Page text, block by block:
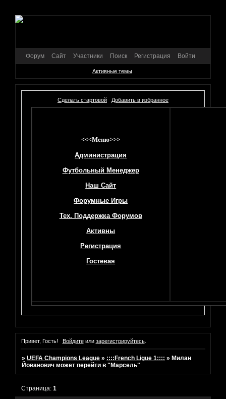
Форум Сайт Участники Поиск Регистрация Войти
Активные темы
Сделать стартовой Добавить в избранное
<<<Меню>>>
Администрация
Футбольный Менеджер
Наш Сайт
Форумные Игры
Тех. Поддержка Форумов
Активны
Регистрация
Гостевая
Привет, Гость! Войдитеили зарегистрируйтесь.
»UEFA Champions League » ::::French Ligue 1:::: » Милан
Йованович может перейти в "Марсель"
Страница:1